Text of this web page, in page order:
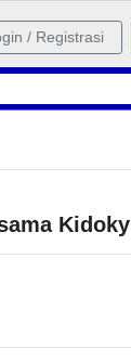
/ Registrasi
Kidoky